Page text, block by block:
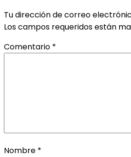
Tu dirección de correo
Los campos requeridos están
Comentario *
Nombre *